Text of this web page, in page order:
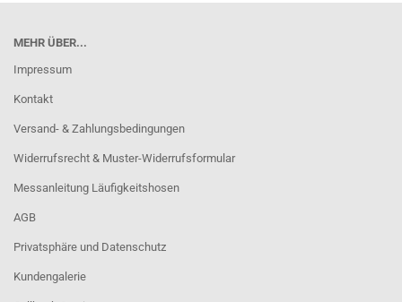
MEHR ÜBER...
Impressum
Kontakt
Versand- & Zahlungsbedingungen
Widerrufsrecht & Muster-Widerrufsformular
Messanleitung Läufigkeitshosen
AGB
Privatsphäre und Datenschutz
Kundengalerie